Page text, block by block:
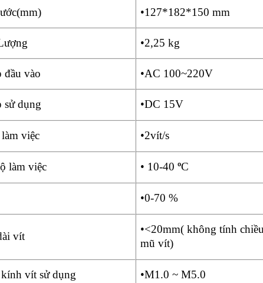
•127*182*150 mm
•2,25 kg
đầu vào •AC 100~220V
sử dụng •DC 15V
việc •2vít/s
làm việc • 10-40ºC
•0-70 %
vít
•<20mm( không tính
mũ vít)
vít sử dụng •M1.0 ~ M5.0